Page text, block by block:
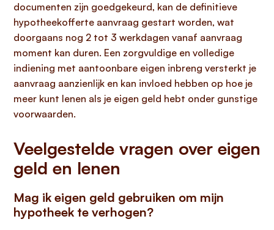
documenten zijn goedgekeurd, kan de definitieve
hypotheekofferte aanvraag gestart worden, wat
doorgaans nog 2 tot 3 werkdagen vanaf aanvraag
moment kan duren. Een zorgvuldige en volledige
indiening met aantoonbare eigen inbreng versterkt je
aanvraag aanzienlijk en kan invloed hebben op hoe je
meer kunt lenen als je eigen geld hebt onder gunstige
voorwaarden.
Veelgestelde vragen over eigen
geld en lenen
Mag ik eigen geld gebruiken om mijn
hypotheek te verhogen?